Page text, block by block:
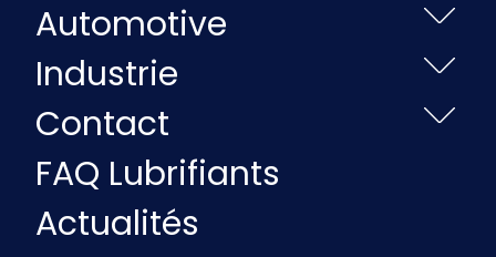
Automotive
Industrie
Contact
FAQ Lubrifiants
Actualités